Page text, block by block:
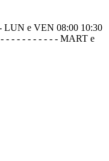
LUN e VEN 08:00 10:30
- - - - - - - - - - MART e